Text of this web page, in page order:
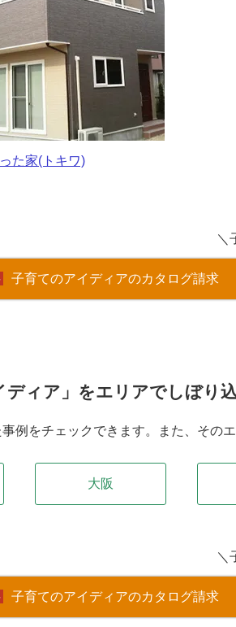
た家(トキワ)
＼
子育てのアイディアのカタログ請求
ディア」をエリアでしぼり
例をチェックできます。また、その
大阪
＼
子育てのアイディアのカタログ請求